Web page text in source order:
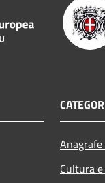
Cultura